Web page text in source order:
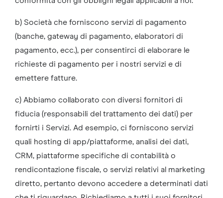
b) Società che forniscono servizi di pagamento
(banche, gateway di pagamento, elaboratori di
pagamento, ecc.), per consentirci di elaborare le
richieste di pagamento per i nostri servizi e di
emettere fatture.
c) Abbiamo collaborato con diversi fornitori di
fiducia (responsabili del trattamento dei dati) per
fornirti i Servizi. Ad esempio, ci forniscono servizi
quali hosting di app/piattaforme, analisi dei dati,
CRM, piattaforme specifiche di contabilità o
rendicontazione fiscale, o servizi relativi al marketing
diretto, pertanto devono accedere a determinati dati